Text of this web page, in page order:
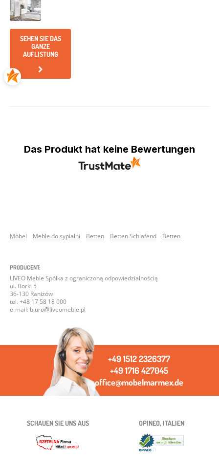
SEHEN SIE DAS
GANZE
AUFLISTUNG
Das Produkt hat keine Bewertungen
Möbel Meble do sypialni Betten Betten Schlafend Betten
PRODUCENT:
LIVEO Meble Spółka z ograniczoną odpowiedzialnością
ul. Borki 5
36-130 Raniżów
tel. +48 17 58 18 000
e-mail: biuro@liveomeble.pl
+49 1512 2326377
+49 1716 427045
office@mobelmarmex.de
SCHAUEN SIE UNS AUS OPINEO, ITALIEN